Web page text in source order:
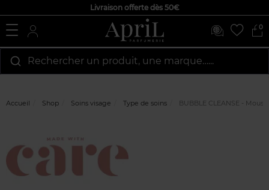
Livraison offerte dès 50€
0
Rechercher un produit, une marque…...
Accueil Shop Soins visage Type de soins BUBBLE CLEANSE -